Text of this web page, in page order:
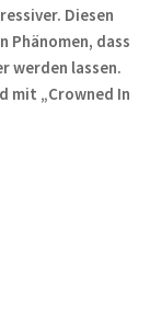
Diesen
Phänomen, dass
werden lassen.
mit „Crowned In